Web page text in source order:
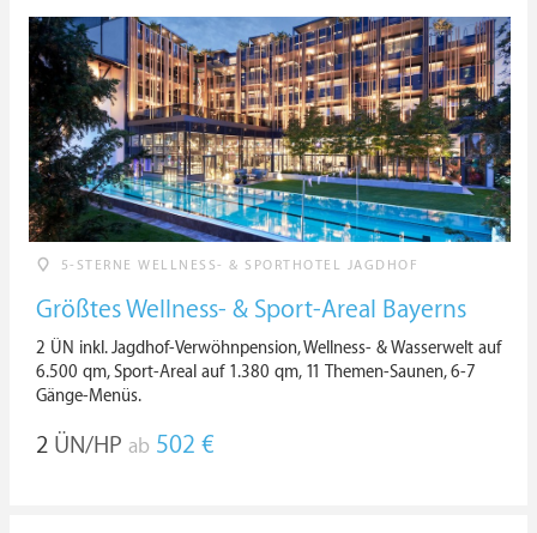
5-STERNE WELLNESS- & SPORTHOTEL JAGDHOF
Größtes Wellness- & Sport-Areal Bayerns
2 ÜN inkl. Jagdhof-Verwöhnpension, Wellness- & Wasserwelt auf
6.500 qm, Sport-Areal auf 1.380 qm, 11 Themen-Saunen, 6-7
Gänge-Menüs.
2 ÜN/HP ab 502 €